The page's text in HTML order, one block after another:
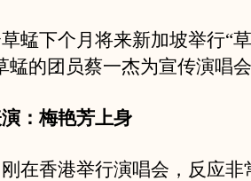
下个月将来新加坡举行“
蜢的团员蔡一杰为宣传演唱
梅艳芳上身
香港举行演唱会，反应非